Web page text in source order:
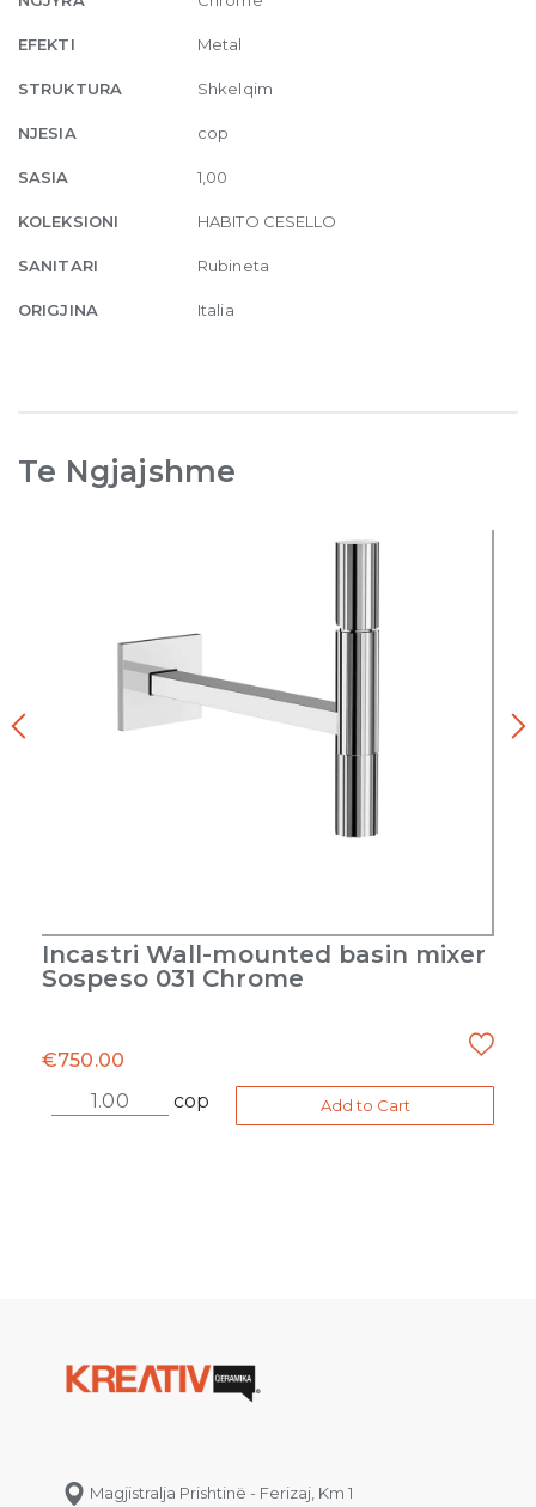
031
Chrome
EFEKTI Metal
STRUKTURA Shkelqim
NJESIA cop
SASIA 1,00
KOLEKSIONI HABITO CESELLO
SANITARI Rubineta
ORIGJINA Italia
Te Ngjajshme
Incastri Wall-mounted basin mixer
Sospeso 031 Chrome
€750.00
cop
Add to Cart
Magjistralja Prishtinë - Ferizaj, Km 1